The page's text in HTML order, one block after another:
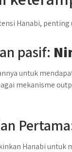
Hanabi,
pasif:
untuk
mekanisme
Hanabi untuk